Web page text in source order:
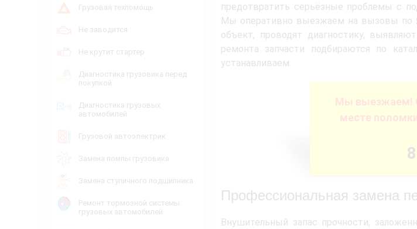
Грузовая техпомощь
Не заводится
Не крутит стартер
Диагностика грузовика перед
покупкой
Диагностика грузовых
автомобилей
Грузовой автоэлектрик
Замена помпы грузовика
Замена ступичного подшипника
Ремонт тормозной системы
грузовых автомобилей
предотвратить серьёзные проблемы с
Мы оперативно выезжаем на вызовы по
объект, проводят диагностику,
ремонта запчасти подбираются по
устанавливаем.
Мы выезжаем!
месте
Профессиональная замена
Внушительный запас прочности,